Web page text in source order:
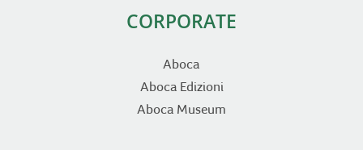
CORPORATE
Aboca
Aboca Edizioni
Aboca Museum